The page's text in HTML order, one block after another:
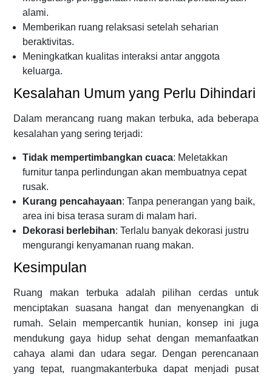
alami.
Memberikan ruang relaksasi setelah seharian
beraktivitas.
Meningkatkan kualitas interaksi antar anggota
keluarga.
Kesalahan Umum yang Perlu Dihindari
Dalam merancang ruang makan terbuka, ada beberapa
kesalahan yang sering terjadi:
Tidak mempertimbangkan cuaca: Meletakkan
furnitur tanpa perlindungan akan membuatnya cepat
rusak.
Kurang pencahayaan: Tanpa penerangan yang baik,
area ini bisa terasa suram di malam hari.
Dekorasi berlebihan: Terlalu banyak dekorasi justru
mengurangi kenyamanan ruang makan.
Kesimpulan
Ruang makan terbuka adalah pilihan cerdas untuk
menciptakan suasana hangat dan menyenangkan di
rumah. Selain mempercantik hunian, konsep ini juga
mendukung gaya hidup sehat dengan memanfaatkan
cahaya alami dan udara segar. Dengan perencanaan
yang tepat, ruangmakanterbuka dapat menjadi pusat